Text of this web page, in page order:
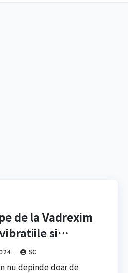
de la Vadrexim
si
confortul in
SC
nu depinde doar de